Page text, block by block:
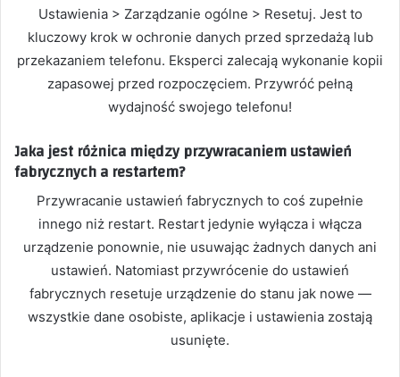
Ustawienia > Zarządzanie ogólne > Resetuj. Jest to
kluczowy krok w ochronie danych przed sprzedażą lub
przekazaniem telefonu. Eksperci zalecają wykonanie kopii
zapasowej przed rozpoczęciem. Przywróć pełną
wydajność swojego telefonu!
Jaka jest różnica między przywracaniem ustawień
fabrycznych a restartem?
Przywracanie ustawień fabrycznych to coś zupełnie
innego niż restart. Restart jedynie wyłącza i włącza
urządzenie ponownie, nie usuwając żadnych danych ani
ustawień. Natomiast przywrócenie do ustawień
fabrycznych resetuje urządzenie do stanu jak nowe —
wszystkie dane osobiste, aplikacje i ustawienia zostają
usunięte.